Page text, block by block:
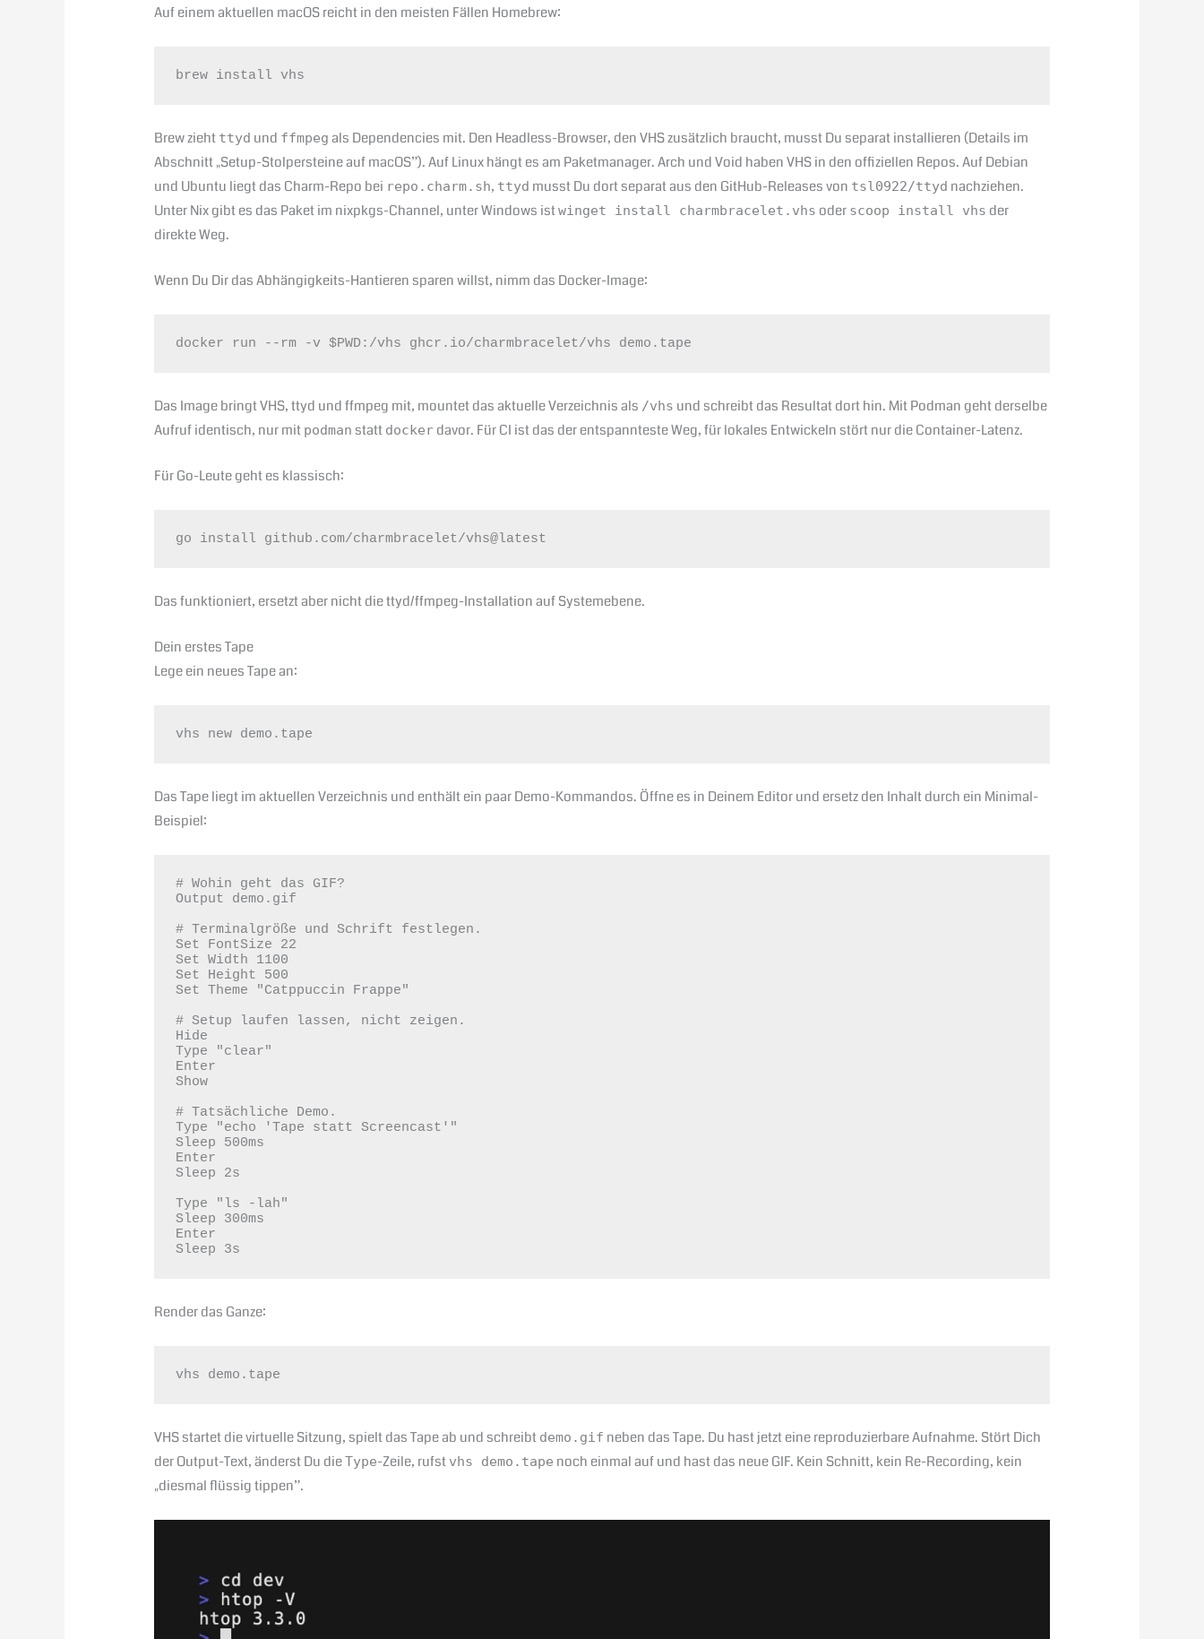
Auf einem aktuellen macOS reicht in den meisten Fällen Homebrew:
brew install vhs
Brew zieht ttyd und ffmpeg als Dependencies mit. Den Headless-Browser, den VHS zusätzlich braucht, musst Du separat installieren (Details im
Abschnitt „Setup-Stolpersteine auf macOS”). Auf Linux hängt es am Paketmanager. Arch und Void haben VHS in den offiziellen Repos. Auf Debian
und Ubuntu liegt das Charm-Repo bei repo.charm.sh, ttyd musst Du dort separat aus den GitHub-Releases von tsl0922/ttyd nachziehen.
Unter Nix gibt es das Paket im nixpkgs-Channel, unter Windows istwinget install charmbracelet.vhs oder scoop install vhs der
direkte Weg.
Wenn Du Dir das Abhängigkeits-Hantieren sparen willst, nimm das Docker-Image:
docker run --rm -v $PWD:/vhs ghcr.io/charmbracelet/vhs demo.tape
Das Image bringt VHS, ttyd und ffmpeg mit, mountet das aktuelle Verzeichnis als /vhs und schreibt das Resultat dort hin. Mit Podman geht derselbe
Aufruf identisch, nur mit podman statt docker davor. Für CI ist das der entspannteste Weg, für lokales Entwickeln stört nur die Container-Latenz.
Für Go-Leute geht es klassisch:
go install github.com/charmbracelet/vhs@latest
Das funktioniert, ersetzt aber nicht die ttyd/ffmpeg-Installation auf Systemebene.
Dein erstes Tape
Lege ein neues Tape an:
vhs new demo.tape
Das Tape liegt im aktuellen Verzeichnis und enthält ein paar Demo-Kommandos. Öffne es in Deinem Editor und ersetz den Inhalt durch ein Minimal-
Beispiel:
# Wohin geht das GIF?
Output demo.gif
# Terminalgröße und Schrift festlegen.
Set FontSize 22
Set Width 1100
Set Height 500
Set Theme "Catppuccin Frappe"
# Setup laufen lassen, nicht zeigen.
Hide
Type "clear"
Enter
Show
# Tatsächliche Demo.
Type "echo 'Tape statt Screencast'"
Sleep 500ms
Enter
Sleep 2s
Type "ls -lah"
Sleep 300ms
Enter
Sleep 3s
Render das Ganze:
vhs demo.tape
VHS startet die virtuelle Sitzung, spielt das Tape ab und schreibt demo.gif neben das Tape. Du hast jetzt eine reproduzierbare Aufnahme. Stört Dich
der Output-Text, änderst Du dieType-Zeile, rufst vhs demo.tape noch einmal auf und hast das neue GIF. Kein Schnitt, kein Re-Recording, kein
„diesmal flüssig tippen”.